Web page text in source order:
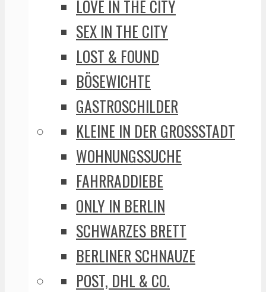
LOVE IN THE CITY
SEX IN THE CITY
LOST & FOUND
BÖSEWICHTE
GASTROSCHILDER
KLEINE IN DER GROSSSTADT
WOHNUNGSSUCHE
FAHRRADDIEBE
ONLY IN BERLIN
SCHWARZES BRETT
BERLINER SCHNAUZE
POST, DHL & CO.